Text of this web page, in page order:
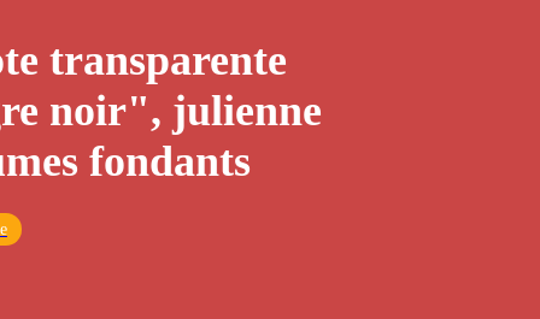
transparente
noir", julienne
fondants